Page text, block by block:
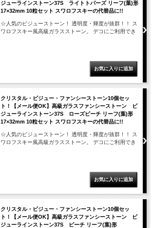
ジューラインストーン37S ライトトパーズ リーフ(葉)形
17×32mm 10粒セット スワロフスキーの代替品に!!
☆人気のビジューストーン！ 透明度・輝度が抜群！！ ス
ワロフスキー風高級ガラスストーン。 デコにご利用でき
クリスタル・ビジュー・ファンシーストーン10個セッ
ト！【メール便OK】高級ガラスファンシーストーン ビ
ジューラインストーン37S ローズピーチ リーフ(葉)形
17×32mm 10粒セット スワロフスキーの代替品に!!
☆人気のビジューストーン！ 透明度・輝度が抜群！！ ス
ワロフスキー風高級ガラスストーン。 デコにご利用でき
クリスタル・ビジュー・ファンシーストーン10個セッ
ト！【メール便OK】高級ガラスファンシーストーン ビ
ジューラインストーン37S ピーチ リーフ(葉)形